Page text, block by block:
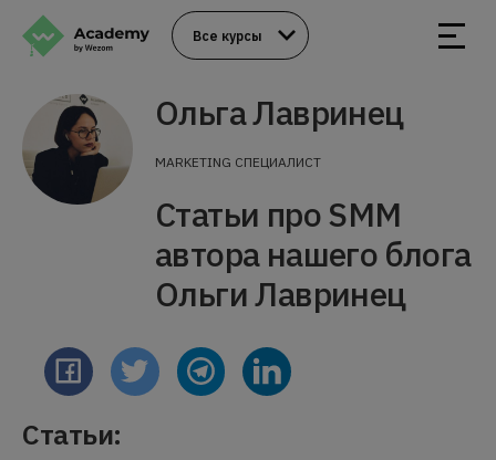
Все курсы
Ольга Лавринец
MARKETING СПЕЦИАЛИСТ
Статьи про SMM
автора нашего блога
Ольги Лавринец
Статьи: